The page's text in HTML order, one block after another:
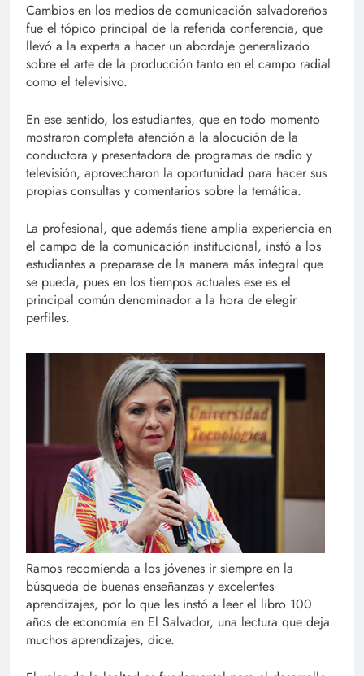
Cambios en los medios de comunicación salvadoreños
fue el tópico principal de la referida conferencia, que
llevó a la experta a hacer un abordaje generalizado
sobre el arte de la producción tanto en el campo radial
como el televisivo.
En ese sentido, los estudiantes, que en todo momento
mostraron completa atención a la alocución de la
conductora y presentadora de programas de radio y
televisión, aprovecharon la oportunidad para hacer sus
propias consultas y comentarios sobre la temática.
La profesional, que además tiene amplia experiencia en
el campo de la comunicación institucional, instó a los
estudiantes a preparase de la manera más integral que
se pueda, pues en los tiempos actuales ese es el
principal común denominador a la hora de elegir
perfiles.
Ramos recomienda a los jóvenes ir siempre en la
búsqueda de buenas enseñanzas y excelentes
aprendizajes, por lo que les instó a leer el libro 100
años de economía en El Salvador, una lectura que deja
muchos aprendizajes, dice.